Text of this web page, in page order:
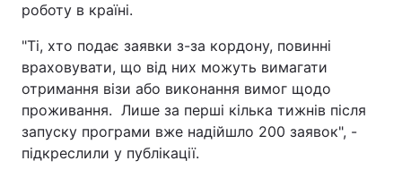
роботу в країні.
"Ті, хто подає заявки з-за кордону, повинні
враховувати, що від них можуть вимагати
отримання візи або виконання вимог щодо
проживання. Лише за перші кілька тижнів після
запуску програми вже надійшло 200 заявок", -
підкреслили у публікації.